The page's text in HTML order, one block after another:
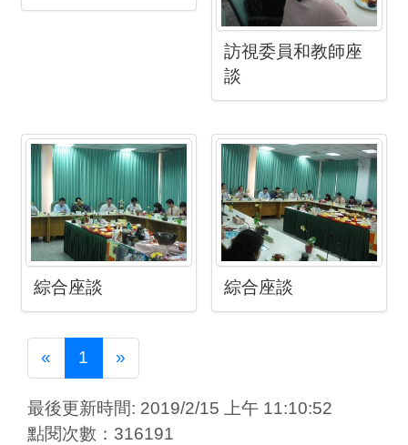
訪視委員和教師座
談
綜合座談 綜合座談
« Previous
1 »Next
最後更新時間: 2019/2/15 上午 11:10:52
點閱次數：316191